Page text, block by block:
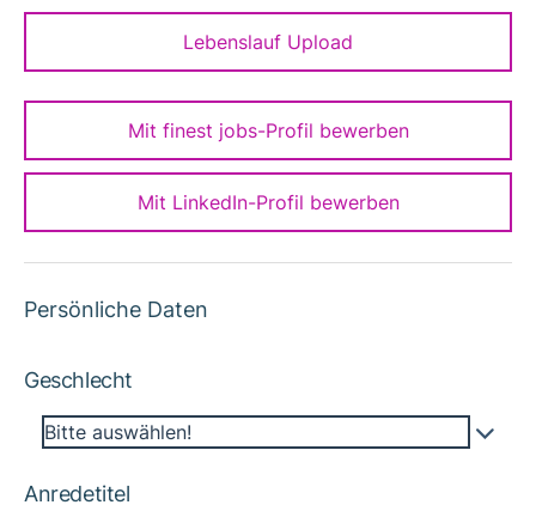
Lebenslauf Upload
Mit finest jobs-Profil bewerben
Mit LinkedIn-Profil bewerben
Persönliche Daten
Geschlecht
Bitte auswählen!
Anredetitel